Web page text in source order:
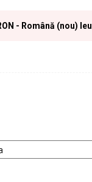
- Română (nou) leu